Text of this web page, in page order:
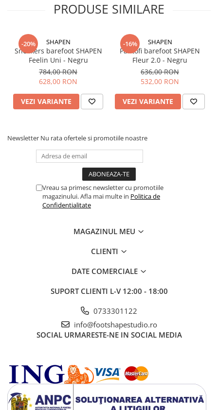
nervoase ale picioarelor și oferă o senzație excelentă a solului
mai bună a mușchilor și tendoanelor.
Designul minimalist și greutatea mică previne oboseala
picioarelor
Tip: Pantofi barefoot pentru mers pe jos
PRODUSE SIMILARE
-20% SHAPEN
Sneakers barefoot SHAPEN
Feelin Uni - Negru
784,00 RON
628,00 RON
VEZI VARIANTE
-16% SHAPEN
Pantofi barefoot SHAPEN
Fleur 2.0 - Negru
636,00 RON
532,00 RON
VEZI VARIANTE
Newsletter Nu rata ofertele si promotiile noastre
Vreau sa primesc newsletter cu promotiile
magazinului. Afla mai multe in Politica de
Confidentialitate
MAGAZINUL MEU
CLIENTI
DATE COMERCIALE
SUPORT CLIENTI L-V 12:00 - 18:00
0733301122
info@footshapestudio.ro
SOCIAL URMARESTE-NE IN SOCIAL MEDIA